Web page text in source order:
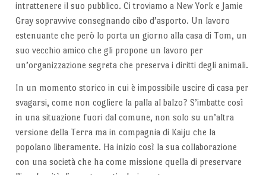
intrattenere il suo pubblico. Ci troviamo a New York e Jamie
Gray sopravvive consegnando cibo d’asporto. Un lavoro
estenuante che però lo porta un giorno alla casa di Tom, un
suo vecchio amico che gli propone un lavoro per
un’organizzazione segreta che preserva i diritti degli animali.
In un momento storico in cui è impossibile uscire di casa per
svagarsi, come non cogliere la palla al balzo? S’imbatte così
in una situazione fuori dal comune, non solo su un’altra
versione della Terra ma in compagnia di Kaiju che la
popolano liberamente. Ha inizio così la sua collaborazione
con una società che ha come missione quella di preservare